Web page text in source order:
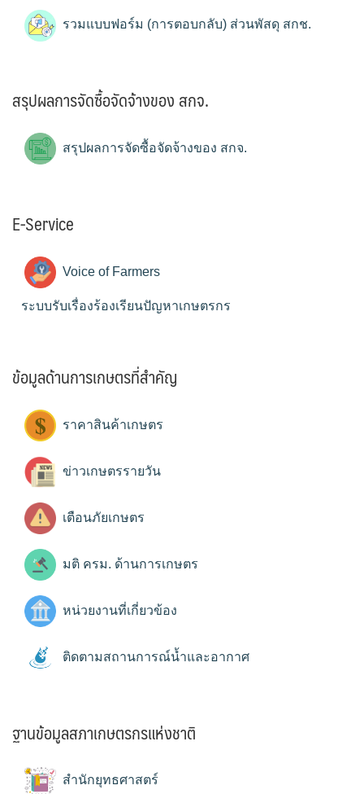
รวมแบบฟอร์ม (การตอบกลับ) ส่วนพัสดุ สกช.
สรุปผลการจัดซื้อจัดจ้างของ สกจ.
สรุปผลการจัดซื้อจัดจ้างของ สกจ.
E-Service
Voice of Farmers
ระบบรับเรื่องร้องเรียนปัญหาเกษตรกร
ข้อมูลด้านการเกษตรที่สำคัญ
ราคาสินค้าเกษตร
ข่าวเกษตรรายวัน
เตือนภัยเกษตร
มติ ครม. ด้านการเกษตร
หน่วยงานที่เกี่ยวข้อง
ติดตามสถานการณ์น้ำและอากาศ
ฐานข้อมูลสภาเกษตรกรแห่งชาติ
สำนักยุทธศาสตร์